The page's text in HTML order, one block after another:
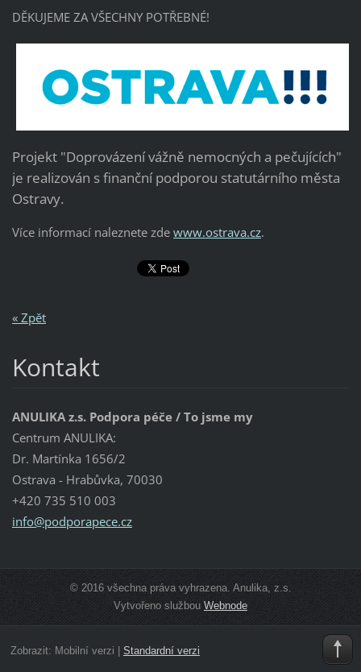
DĚKUJEME ZA VŠECHNY POTŘEBNÉ!
Projekt "Doprovázení vážně nemocných a pečujících"
je realizován s finanční podporou statutárního města
Ostravy.
Více informací naleznete zde www.ostrava.cz.
« Zpět
Kontakt
ANULIKA z.s. Podpora péče / To jsme my
Centrum ANULIKA:
Dr. Martínka 1656/2
Ostrava - Hrabůvka, 70030
+420 735 510 003
info@podporapece.cz
© 2016 všechna práva vyhrazena. Anulika, z.s.
Vytvořeno službou Webnode
Zobrazit: Mobilní verzi | Standardní verzi